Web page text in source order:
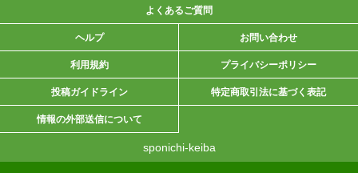
よくあるご質問
ヘルプ お問い合わせ
利用規約 プライバシーポリシー
投稿ガイドライン 特定商取引法に基づく表記
情報の外部送信について
sponichi-keiba